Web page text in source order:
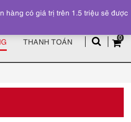
0
THANH TOÁN
hàng có giá trị trên 1.5 triệu sẽ được